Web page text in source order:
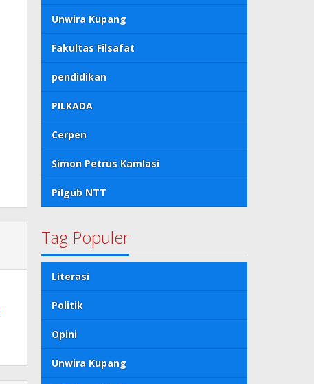
Unwira Kupang
Fakultas Filsafat
pendidikan
PILKADA
Cerpen
Simon Petrus Kamlasi
Pilgub NTT
Tag Populer
Literasi
Politik
Opini
Unwira Kupang